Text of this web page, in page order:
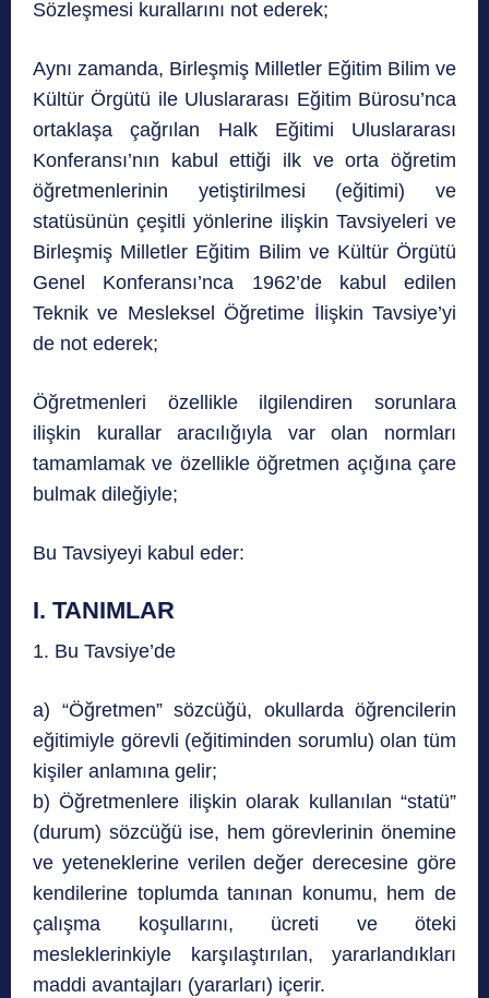
Sözleşmesi kurallarını not ederek;
Aynı zamanda, Birleşmiş Milletler Eğitim Bilim ve
Kültür Örgütü ile Uluslararası Eğitim Bürosu’nca
ortaklaşa çağrılan Halk Eğitimi Uluslararası
Konferansı’nın kabul ettiği ilk ve orta öğretim
öğretmenlerinin yetiştirilmesi (eğitimi) ve
statüsünün çeşitli yönlerine ilişkin Tavsiyeleri ve
Birleşmiş Milletler Eğitim Bilim ve Kültür Örgütü
Genel Konferansı’nca 1962’de kabul edilen
Teknik ve Mesleksel Öğretime İlişkin Tavsiye’yi
de not ederek;
Öğretmenleri özellikle ilgilendiren sorunlara
ilişkin kurallar aracılığıyla var olan normları
tamamlamak ve özellikle öğretmen açığına çare
bulmak dileğiyle;
Bu Tavsiyeyi kabul eder:
I. TANIMLAR
1. Bu Tavsiye’de
a) “Öğretmen” sözcüğü, okullarda öğrencilerin
eğitimiyle görevli (eğitiminden sorumlu) olan tüm
kişiler anlamına gelir;
b) Öğretmenlere ilişkin olarak kullanılan “statü”
(durum) sözcüğü ise, hem görevlerinin önemine
ve yeteneklerine verilen değer derecesine göre
kendilerine toplumda tanınan konumu, hem de
çalışma koşullarını, ücreti ve öteki
mesleklerinkiyle karşılaştırılan, yararlandıkları
maddi avantajları (yararları) içerir.